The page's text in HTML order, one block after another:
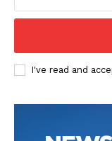
I've read and